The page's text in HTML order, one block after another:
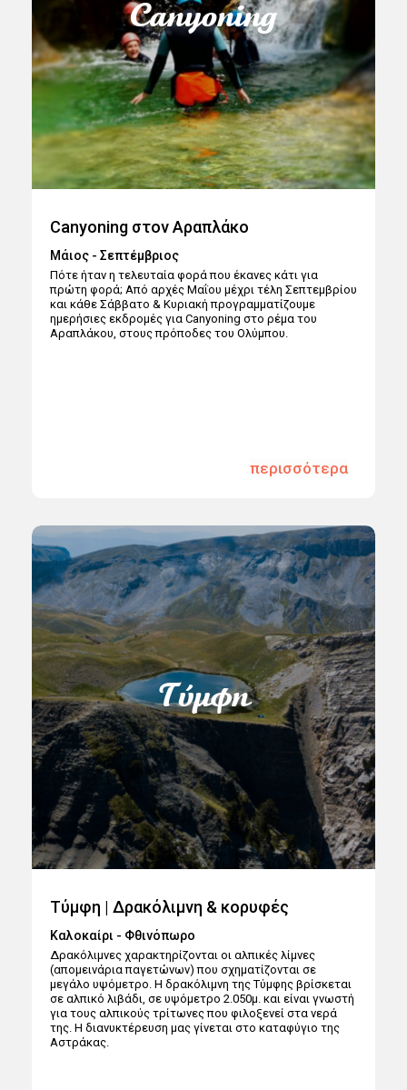
Canyoning
Canyoning στον Αραπλάκο
Μάιος - Σεπτέμβριος
Πότε ήταν η τελευταία φορά που έκανες κάτι για
πρώτη φορά; Από αρχές Μαΐου μέχρι τέλη Σεπτεμβρίου
και κάθε Σάββατο & Κυριακή προγραμματίζουμε
ημερήσιες εκδρομές για Canyoning στο ρέμα του
Αραπλάκου, στους πρόποδες του Ολύμπου.
περισσότερα
Τύμφη
Τύμφη | Δρακόλιμνη & κορυφές
Καλοκαίρι - Φθινόπωρο
Δρακόλιμνες χαρακτηρίζονται οι αλπικές λίμνες
(απομεινάρια παγετώνων) που σχηματίζονται σε
μεγάλο υψόμετρο. Η δρακόλιμνη της Τύμφης βρίσκεται
σε αλπικό λιβάδι, σε υψόμετρο 2.050μ. και είναι γνωστή
για τους αλπικούς τρίτωνες που φιλοξενεί στα νερά
της. Η διανυκτέρευση μας γίνεται στο καταφύγιο της
Αστράκας.